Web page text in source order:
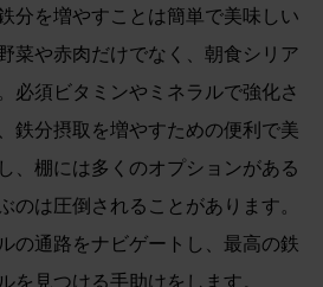
分を増やすことは簡単で美味しい
菜や赤肉だけでなく、朝食シリア
必須ビタミンやミネラルで強化さ
鉄分摂取を増やすための便利で美
、棚には多くのオプションがある
のは圧倒されることがあります。
の通路をナビゲートし、最高の鉄
を見つける手助けをします。